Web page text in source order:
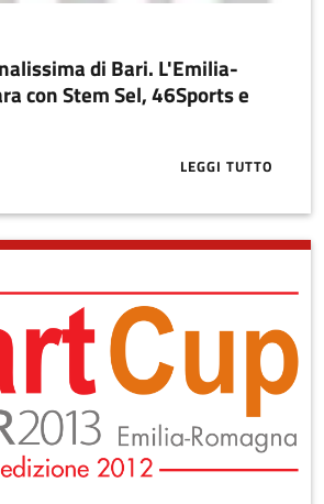
di Bari. L'Emilia-
con Stem Sel, 46Sports e
LEGGI TUTTO
ABOUT PNI,